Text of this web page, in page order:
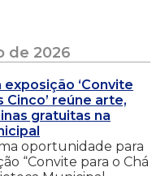
de 2026
‘Convite
Cinco’ reúne arte,
gratuitas na
oportunidade para
“Convite para o Chá